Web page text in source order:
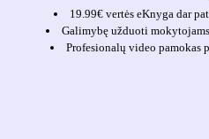
19.99€ vertės eKnyga dar
Galimybę užduoti
Profesionalų video pamokas